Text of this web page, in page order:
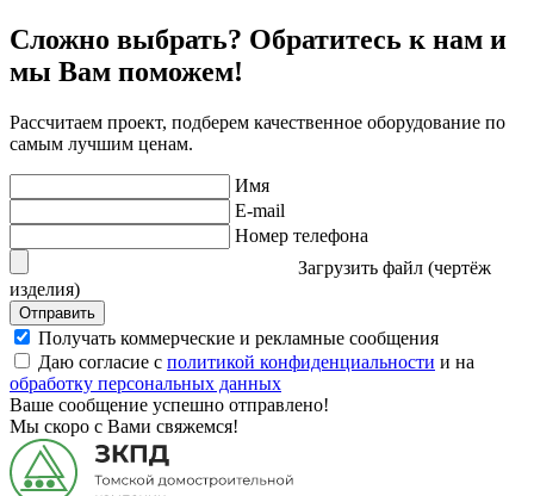
Сложно выбрать? Обратитесь к нам и
мы Вам поможем!
Рассчитаем проект, подберем качественное оборудование по
самым лучшим ценам.
Имя
E-mail
Номер телефона
Загрузить файл (чертёж
изделия)
Отправить
Получать коммерческие и рекламные сообщения
Даю согласие с политикой конфиденциальности и на
обработку персональных данных
Ваше сообщение успешно отправлено!
Мы скоро с Вами свяжемся!